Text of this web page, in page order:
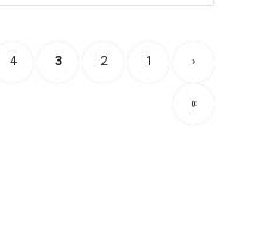
‹
1
2
3
4
»